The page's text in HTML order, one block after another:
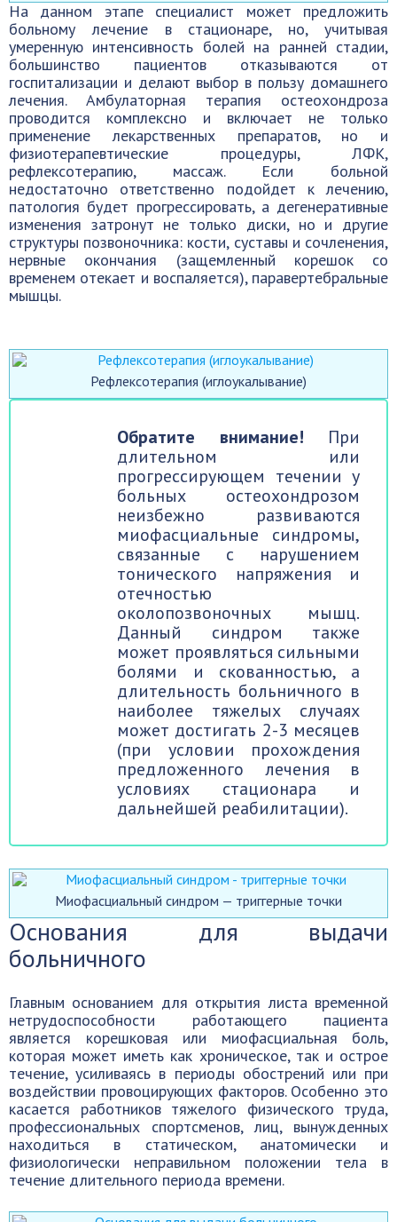
На данном этапе специалист может предложить
больному лечение в стационаре, но, учитывая
умеренную интенсивность болей на ранней стадии,
большинство пациентов отказываются от
госпитализации и делают выбор в пользу домашнего
лечения. Амбулаторная терапия остеохондроза
проводится комплексно и включает не только
применение лекарственных препаратов, но и
физиотерапевтические процедуры, ЛФК,
рефлексотерапию, массаж. Если больной
недостаточно ответственно подойдет к лечению,
патология будет прогрессировать, а дегенеративные
изменения затронут не только диски, но и другие
структуры позвоночника: кости, суставы и сочленения,
нервные окончания (защемленный корешок со
временем отекает и воспаляется), паравертебральные
мышцы.
Рефлексотерапия (иглоукалывание)
Обратите внимание! При
длительном или
прогрессирующем течении у
больных остеохондрозом
неизбежно развиваются
миофасциальные синдромы,
связанные с нарушением
тонического напряжения и
отечностью
околопозвоночных мышц.
Данный синдром также
может проявляться сильными
болями и скованностью, а
длительность больничного в
наиболее тяжелых случаях
может достигать 2-3 месяцев
(при условии прохождения
предложенного лечения в
условиях стационара и
дальнейшей реабилитации).
Миофасциальный синдром — триггерные точки
Основания для выдачи
больничного
Главным основанием для открытия листа временной
нетрудоспособности работающего пациента
является корешковая или миофасциальная боль,
которая может иметь как хроническое, так и острое
течение, усиливаясь в периоды обострений или при
воздействии провоцирующих факторов. Особенно это
касается работников тяжелого физического труда,
профессиональных спортсменов, лиц, вынужденных
находиться в статическом, анатомически и
физиологически неправильном положении тела в
течение длительного периода времени.